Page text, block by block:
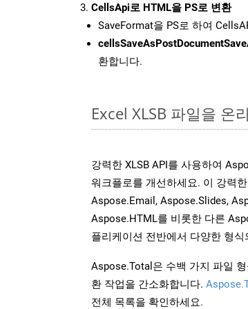
CellsApi로 HTML을 PS로 변환
SaveFormat을 PS로 하여
환합니다.
Excel XLSB 파일을 온
강력한 XLSB API를 사용하여
워크플로를 개선하세요. 이 강력
Aspose.Email, Aspose.Slides,
Aspose.HTML를 비롯한 다른
플리케이션 전반에서 다양한 형
Aspose.Total은 수백 가지 파일
환 작업을 간소화합니다.
전체 목록을 확인하세요.